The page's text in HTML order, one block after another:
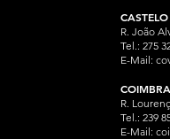
R. João
Tel.: 275
E-Mail:
COIMBRA
R.
Tel.: 239
E-Mail: